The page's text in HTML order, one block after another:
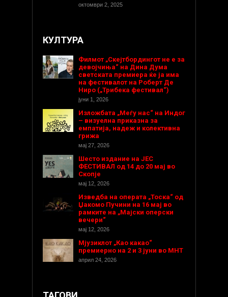
октомври 2, 2025
КУЛТУРА
Филмот „Скејтбордингот не е за
девојчиња“ на Дина Дума
светската премиера ќе ја има
на фестивалот на Роберт Де
Ниро („Трибека фестивал“)
јуни 1, 2026
Изложбата „Меѓу нас“ на Индог
– визуелна приказна за
емпатија, надеж и колективна
грижа
мај 27, 2026
Шесто издание на ЈЕС
ФЕСТИВАЛ од 14 до 20 мај во
Скопје
мај 12, 2026
Изведба на операта „Тоска“ од
Џакомо Пучини на 16 мај во
рамките на „Мајски оперски
вечери“
мај 12, 2026
Мјузиклот „Као какао“
премиерно на 2 и 3 јуни во МНТ
април 24, 2026